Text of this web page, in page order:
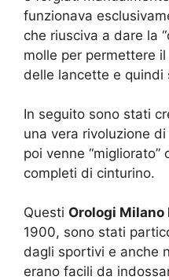
funzionava
che riusciva a dare la
molle per permettere
delle lancette e quindi
In seguito sono stati
una vera rivoluzione
poi venne “migliorato”
completi di cinturino.
Questi Orologi Milano
1900, sono stati
dagli sportivi e anche
erano facili da